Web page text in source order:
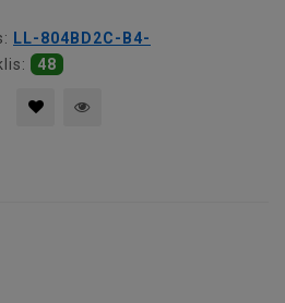
LL-804BD2C-B4-
48